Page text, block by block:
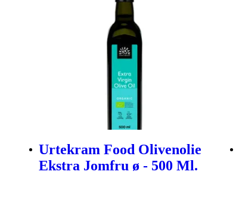
Urtekram Food Olivenolie
Ekstra Jomfru ø - 500 Ml.